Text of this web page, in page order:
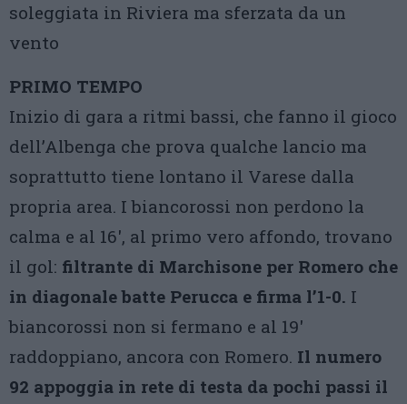
soleggiata in Riviera ma sferzata da un
vento
PRIMO TEMPO
Inizio di gara a ritmi bassi, che fanno il gioco
dell’Albenga che prova qualche lancio ma
soprattutto tiene lontano il Varese dalla
propria area. I biancorossi non perdono la
calma e al 16′, al primo vero affondo, trovano
il gol: filtrante di Marchisone per Romero che
in diagonale batte Perucca e firma l’1-0. I
biancorossi non si fermano e al 19′
raddoppiano, ancora con Romero. Il numero
92 appoggia in rete di testa da pochi passi il